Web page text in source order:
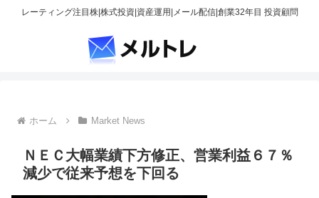
レーティング注目株|株式投資|資産運用|メール配信|創業32年目 投資顧問
ホーム Market News
ＮＥＣ大幅業績下方修正、営業利益６７％
減少で従来予想を下回る